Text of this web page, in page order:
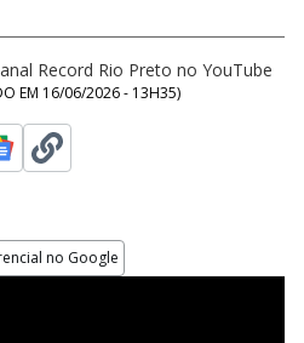
Record Rio Preto no YouTube
EM 16/06/2026 - 13H35)
no Google